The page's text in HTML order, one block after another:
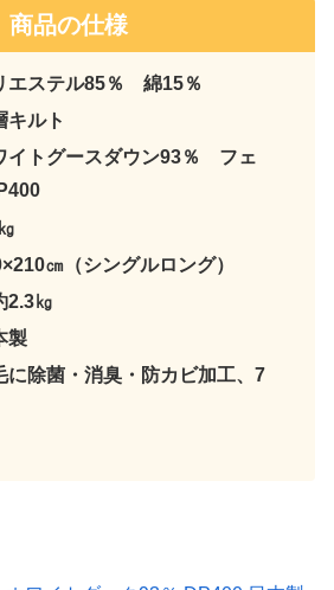
商品の仕様
エステル85％ 綿15％
キルト
トグースダウン93％ フェ
㎝（シングルロング）
2.3㎏
製
除菌・消臭・防カビ加工、7